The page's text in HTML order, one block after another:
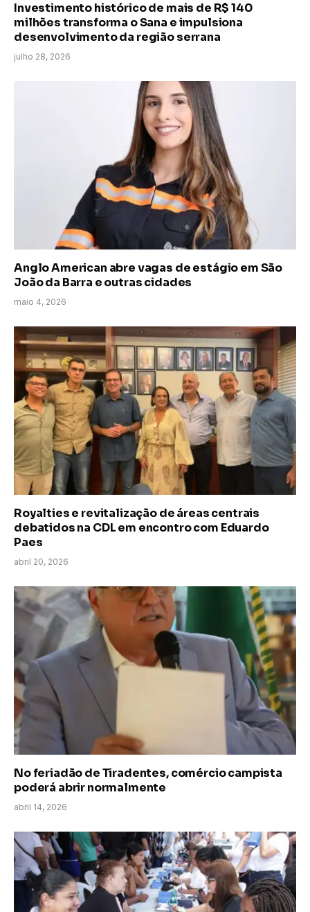
Investimento histórico de mais de R$ 140
milhões transforma o Sana e impulsiona
desenvolvimento da região serrana
julho 28, 2026
Anglo American abre vagas de estágio em São
João da Barra e outras cidades
maio 4, 2026
Royalties e revitalização de áreas centrais
debatidos na CDL em encontro com Eduardo
Paes
abril 20, 2026
No feriadão de Tiradentes, comércio campista
poderá abrir normalmente
abril 14, 2026